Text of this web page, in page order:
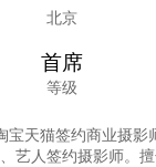
北京
首席
等级
宝天猫签约商业摄影
艺人签约摄影师。